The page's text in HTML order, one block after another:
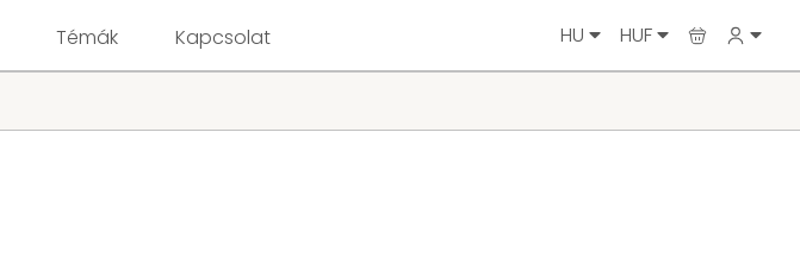
Témák Kapcsolat HU HUF